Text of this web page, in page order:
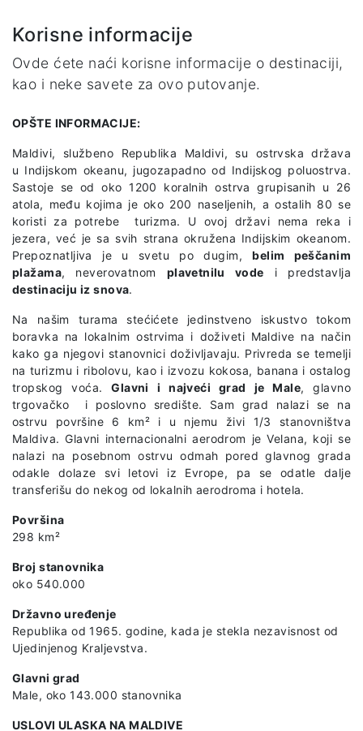
Korisne informacije
Ovde ćete naći korisne informacije o destinaciji,
kao i neke savete za ovo putovanje.
OPŠTE INFORMACIJE:
Maldivi, službeno Republika Maldivi, su ostrvska država
u Indijskom okeanu, jugozapadno od Indijskog poluostrva.
Sastoje se od oko 1200 koralnih ostrva grupisanih u 26
atola, među kojima je oko 200 naseljenih, a ostalih 80 se
koristi za potrebe turizma. U ovoj državi nema reka i
jezera, već je sa svih strana okružena Indijskim okeanom.
Prepoznatljiva je u svetu po dugim,belim peščanim
plažama, neverovatnom plavetnilu vode i predstavlja
destinaciju iz snova.
Na našim turama stećićete jedinstveno iskustvo tokom
boravka na lokalnim ostrvima i doživeti Maldive na način
kako ga njegovi stanovnici doživljavaju. Privreda se temelji
na turizmu i ribolovu, kao i izvozu kokosa, banana i ostalog
tropskog voća.Glavni i najveći grad je Male, glavno
trgovačko i poslovno središte. Sam grad nalazi se na
ostrvu površine 6 km² i u njemu živi 1/3 stanovništva
Maldiva. Glavni internacionalni aerodrom je Velana, koji se
nalazi na posebnom ostrvu odmah pored glavnog grada
odakle dolaze svi letovi iz Evrope, pa se odatle dalje
transferišu do nekog od lokalnih aerodroma i hotela.
Površina
298 km²
Broj stanovnika
oko 540.000
Državno uređenje
Republika od 1965. godine, kada je stekla nezavisnost od
Ujedinjenog Kraljevstva.
Glavni grad
Male, oko 143.000 stanovnika
USLOVI ULASKA NA MALDIVE